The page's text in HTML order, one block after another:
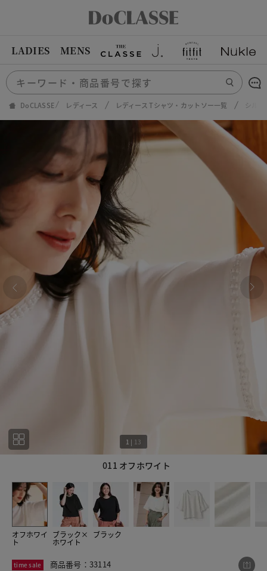
LADIES MENS
DoCLASSE レディース レディース Tシャツ・カットソー一覧 シル
011 オフホワイト
1 | 13
オフホワイ
ト
ブラック×
ホワイト
ブラック
time sale 商品番号：33114